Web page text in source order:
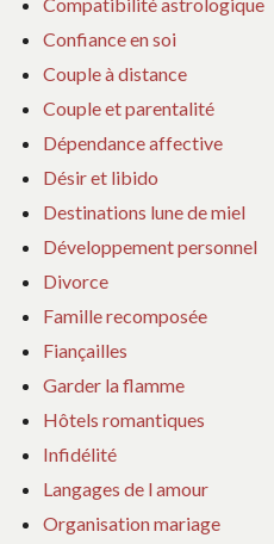
Confiance en soi
Couple à distance
Couple et parentalité
Dépendance affective
Désir et libido
Destinations lune de miel
Développement personnel
Divorce
Famille recomposée
Fiançailles
Garder la flamme
Hôtels romantiques
Infidélité
Langages de l amour
Organisation mariage